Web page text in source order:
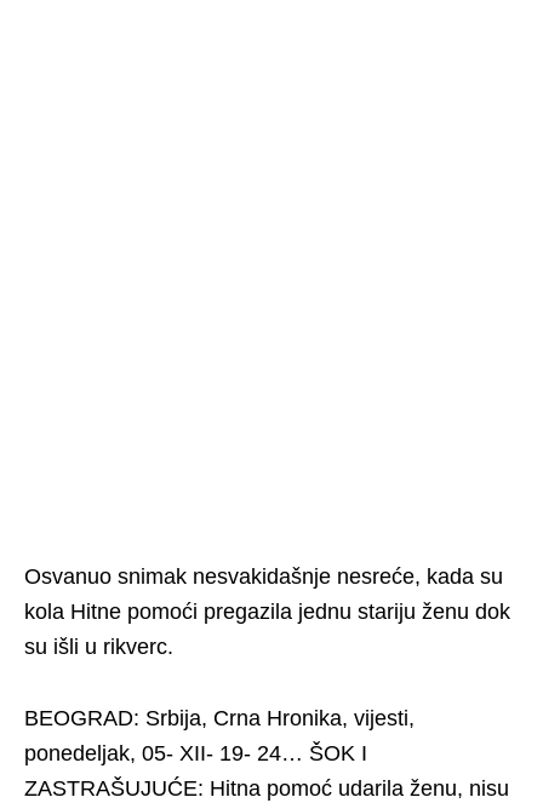
Osvanuo snimak nesvakidašnje nesreće, kada su
kola Hitne pomoći pregazila jednu stariju ženu dok
su išli u rikverc.
BEOGRAD: Srbija, Crna Hronika, vijesti,
ponedeljak, 05- XII- 19- 24… ŠOK I
ZASTRAŠUJUĆE: Hitna pomoć udarila ženu, nisu